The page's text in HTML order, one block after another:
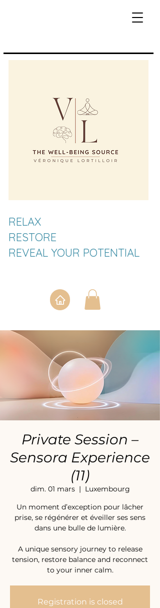
RELAX
RESTORE
REVEAL YOUR POTENTIAL
Private Session –
Sensora Experience
(11)
dim. 01 mars
  |
Luxembourg
Un moment d’exception pour lâcher
prise, se régénérer et éveiller ses sens
dans une bulle de lumière.
A unique sensory journey to release
tension, restore balance and reconnect
to your inner calm.
Registration is closed